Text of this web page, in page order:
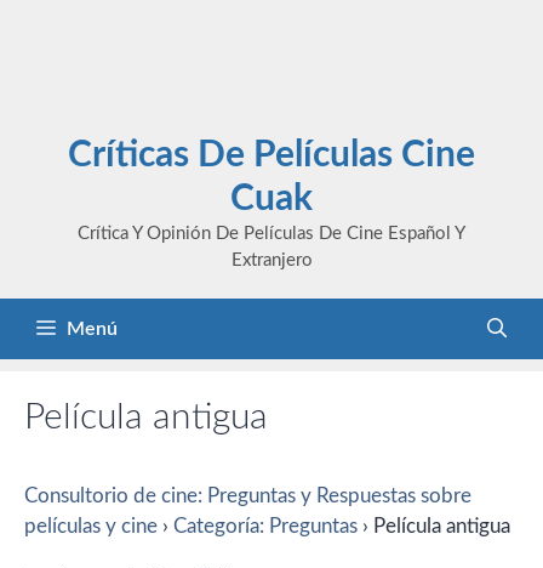
Críticas De Películas Cine
Cuak
Crítica Y Opinión De Películas De Cine Español Y
Extranjero
Menú
Película antigua
Consultorio de cine: Preguntas y Respuestas sobre
películas y cine › Categoría: Preguntas › Película antigua